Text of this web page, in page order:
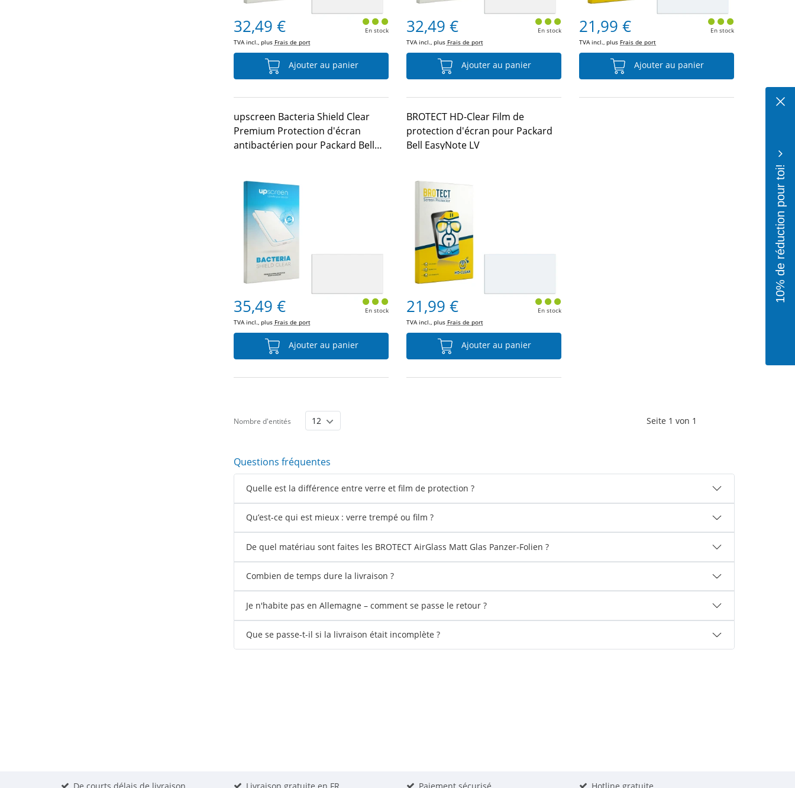
32,49 €
TVA incl., plus Frais de port
En stock
Ajouter au panier
32,49 €
TVA incl., plus Frais de port
En stock
Ajouter au panier
21,99 €
TVA incl., plus Frais de port
En stock
Ajouter au panier
upscreen Bacteria Shield Clear
Premium Protection d'écran
antibactérien pour Packard Bell
35,49 €
TVA incl., plus Frais de port
En stock
Ajouter au panier
BROTECT HD-Clear Film de
protection d'écran pour Packard
Bell EasyNote LV
21,99 €
TVA incl., plus Frais de port
En stock
Ajouter au panier
Nombre d'entités Seite 1 von 1
Questions fréquentes
Quelle est la différence entre verre et film de protection ?
Qu’est-ce qui est mieux : verre trempé ou film ?
De quel matériau sont faites les BROTECT AirGlass Matt Glas Panzer-Folien ?
Combien de temps dure la livraison ?
Je n'habite pas en Allemagne – comment se passe le retour ?
Que se passe-t-il si la livraison était incomplète ?
10% de réduction pour toi!